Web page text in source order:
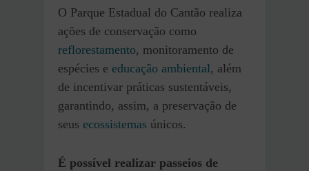
O Parque Estadual do Cantão realiza
ações de conservação como
reflorestamento, monitoramento de
espécies e educação ambiental, além
de incentivar práticas sustentáveis,
garantindo, assim, a preservação de
seus ecossistemas únicos.
É possível realizar passeios de